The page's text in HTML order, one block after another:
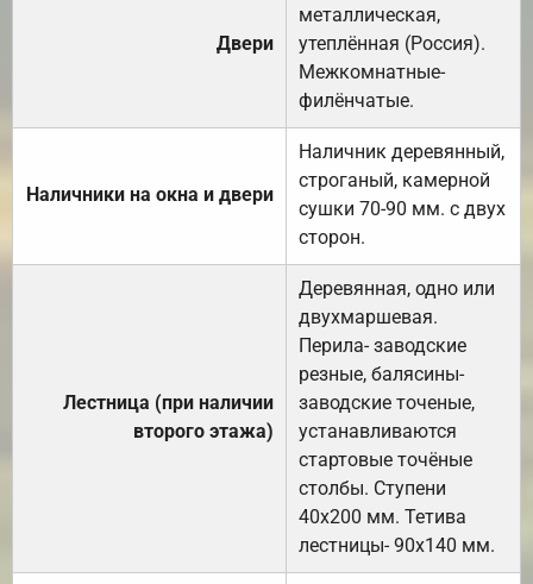
Двери
металлическая,
утеплённая (Россия).
Межкомнатные-
филёнчатые.
Наличники на окна и двери
Наличник деревянный,
строганый, камерной
сушки 70-90 мм. с двух
сторон.
Лестница (при наличии
второго этажа)
Деревянная, одно или
двухмаршевая.
Перила- заводские
резные, балясины-
заводские точеные,
устанавливаются
стартовые точёные
столбы. Ступени
40х200 мм. Тетива
лестницы- 90х140 мм.